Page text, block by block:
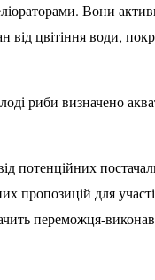
Вони
цвітіння води,
риби визначено
потенційних
пропозицій для
переможця-